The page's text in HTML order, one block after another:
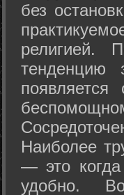
без
религией.
тенденцию
Наиболее
— это
удобно.